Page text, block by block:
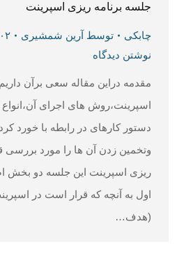
جلسه برنامه ریزی اسپرینت
چابکی توسط آرین شمشیری
۰۲ بهمن ۱۳۹۸
نوشتن دیدگاه
مقدمه دراین مقاله سعی برآن
اسپرینت،روش های اجرای آن،انواع
دستور کارهای در رابطه با خورد
وتخمین زدن آن ها را مورد بررسی
ریزی اسپرینت این جلسه دو بخش
اول به آنچه که قرار است در
(هدف…